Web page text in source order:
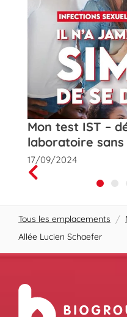
Mon test IST –
laboratoire
17/09/2024
Prev
Next
Tous les emplacements /
Allée Lucien Schaefer